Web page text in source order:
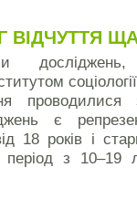
ВІДЧУТТЯ
досліджень,
є
18 років і
період з 10–19